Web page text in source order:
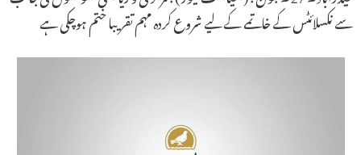
سے نکسلائٹس کے خاتمے کے لیے شروع کردہ مہم تقریبا ختم ہوچکی ہے